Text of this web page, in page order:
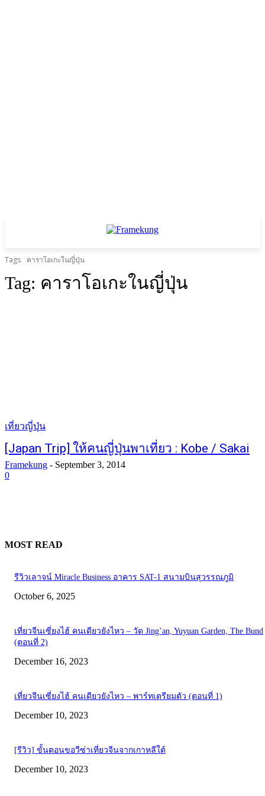
Tags คาราโอเกะในญี่ปุ่น
Tag: คาราโอเกะในญี่ปุ่น
เที่ยวญี่ปุ่น
[Japan Trip] ให้คนญี่ปุ่นพาเที่ยว : Kobe / Sakai
Framekung - September 3, 2014
0
MOST READ
รีวิวเลาจน์ Miracle Business อาคาร SAT-1 สนามบินสุวรรณภูมิ
October 6, 2025
เที่ยวจีนเซี่ยงไฮ้ คนเดียวยังไหว – วัด Jing’an, Yuyuan Garden, The Bund
(ตอนที่ 2)
December 16, 2023
เที่ยวจีนเซี่ยงไฮ้ คนเดียวยังไหว – พาร์ทเตรียมตัว (ตอนที่ 1)
December 10, 2023
[รีวิว] ขั้นตอนขอวีซ่าเที่ยวจีนจากเกาหลีใต้
December 10, 2023